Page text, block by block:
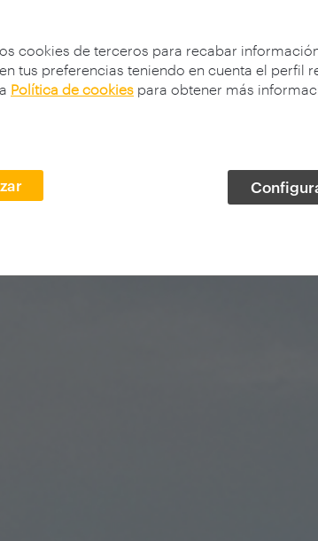
cookies de terceros para recabar
tus preferencias teniendo en cuenta el perfil
Política de cookies para obtener más